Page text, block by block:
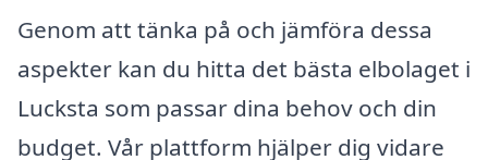
Genom att tänka på och jämföra dessa
aspekter kan du hitta det bästa elbolaget i
Lucksta som passar dina behov och din
budget. Vår plattform hjälper dig vidare